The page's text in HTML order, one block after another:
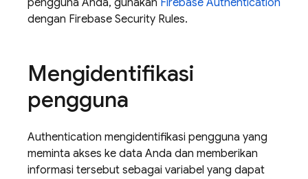
pengguna Anda, gunakan Firebase Authentication
dengan Firebase Security Rules.
Mengidentifikasi
pengguna
Authentication mengidentifikasi pengguna yang
meminta akses ke data Anda dan memberikan
informasi tersebut sebagai variabel yang dapat